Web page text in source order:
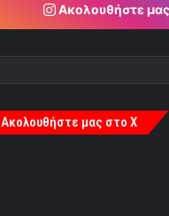
Ακολουθήστε μας
Ακολουθήστε μας στο X